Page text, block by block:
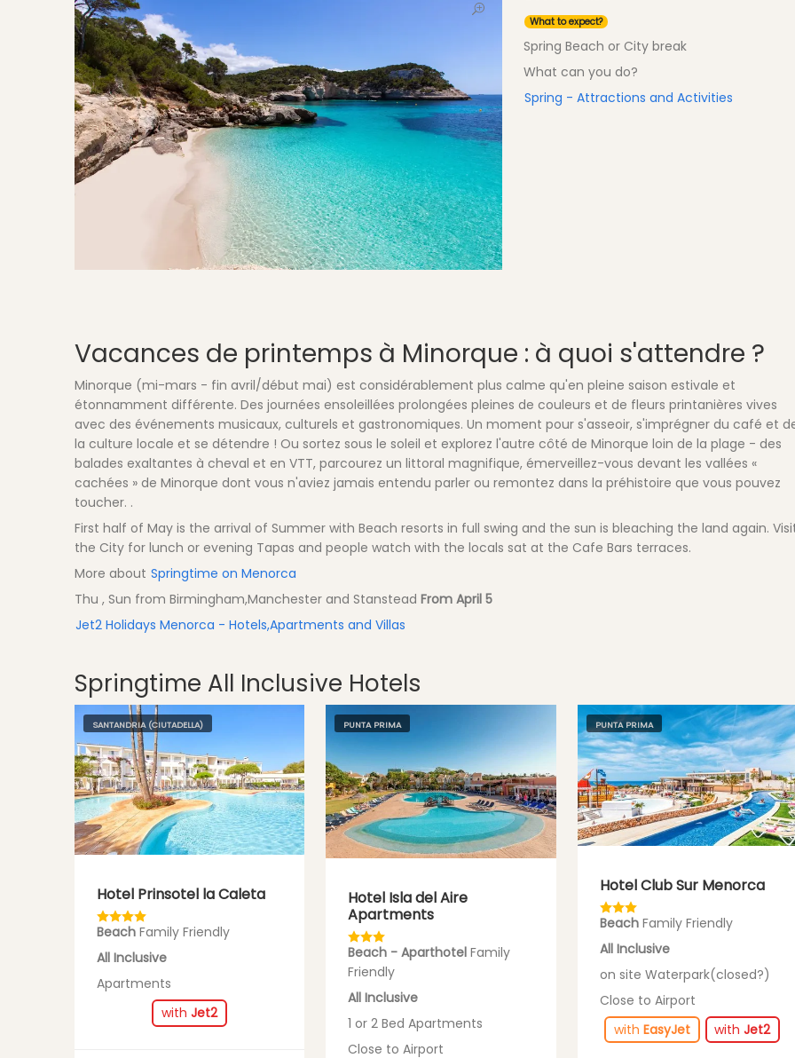
What to expect?
Spring Beach or City break
What can you do?
Spring - Attractions and Activities
Vacances de printemps à Minorque : à quoi s'attendre ?
Minorque (mi-mars - fin avril/début mai) est considérablement plus calme qu'en pleine saison estivale et
étonnamment différente. Des journées ensoleillées prolongées pleines de couleurs et de fleurs printanières vives
avec des événements musicaux, culturels et gastronomiques. Un moment pour s'asseoir, s'imprégner du café et
la culture locale et se détendre ! Ou sortez sous le soleil et explorez l'autre côté de Minorque loin de la plage - des
balades exaltantes à cheval et en VTT, parcourez un littoral magnifique, émerveillez-vous devant les vallées «
cachées » de Minorque dont vous n'aviez jamais entendu parler ou remontez dans la préhistoire que vous pouvez
toucher. .
First half of May is the arrival of Summer with Beach resorts in full swing and the sun is bleaching the land again.
the City for lunch or evening Tapas and people watch with the locals sat at the Cafe Bars terraces.
More about Springtime on Menorca
Thu , Sun from Birmingham,Manchester and Stanstead From April 5
Jet2 Holidays Menorca - Hotels,Apartments and Villas
Springtime All Inclusive Hotels
SANTANDRIA (CIUTADELLA)
Hotel Prinsotel la Caleta
Beach Family Friendly
All Inclusive
Apartments
withJet2
PUNTA PRIMA
Hotel Isla del Aire
Apartments
Beach - Aparthotel Family
Friendly
All Inclusive
1 or 2 Bed Apartments
Close to Airport
PUNTA PRIMA
Hotel Club Sur Menorca
Beach Family Friendly
All Inclusive
on site Waterpark(closed?)
Close to Airport
withEasyJet withJet2